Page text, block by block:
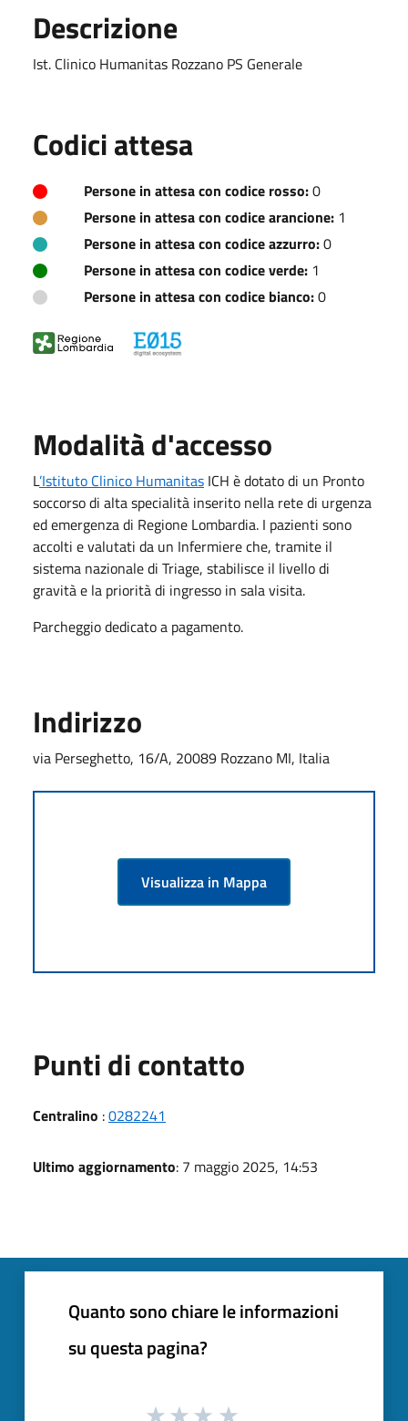
Descrizione
Ist. Clinico Humanitas Rozzano PS Generale
Codici attesa
Persone in attesa con codice rosso:0
Persone in attesa con codice arancione: 1
Persone in attesa con codice azzurro:0
Persone in attesa con codice verde: 1
Persone in attesa con codice bianco:0
Modalità d'accesso
L’Istituto Clinico Humanitas ICH è dotato di un Pronto
soccorso di alta specialità inserito nella rete di urgenza
ed emergenza di Regione Lombardia. I pazienti sono
accolti e valutati da un Infermiere che, tramite il
sistema nazionale di Triage, stabilisce il livello di
gravità e la priorità di ingresso in sala visita.
Parcheggio dedicato a pagamento.
Indirizzo
via Perseghetto, 16/A, 20089 Rozzano MI, Italia
Visualizza in Mappa
Punti di contatto
Centralino :0282241
Ultimo aggiornamento: 7 maggio 2025, 14:53
Quanto sono chiare le informazioni
su questa pagina?